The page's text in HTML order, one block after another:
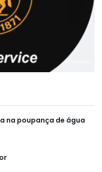
na poupança de água